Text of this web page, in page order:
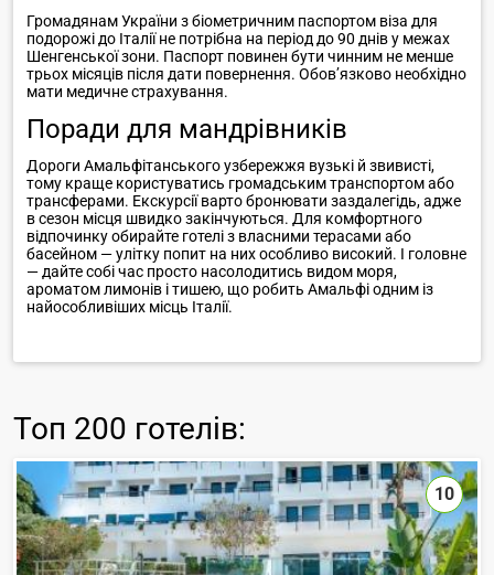
Громадянам України з біометричним паспортом віза для
подорожі до Італії не потрібна на період до 90 днів у межах
Шенгенської зони. Паспорт повинен бути чинним не менше
трьох місяців після дати повернення. Обов’язково необхідно
мати медичне страхування.
Поради для мандрівників
Дороги Амальфітанського узбережжя вузькі й звивисті,
тому краще користуватись громадським транспортом або
трансферами. Екскурсії варто бронювати заздалегідь, адже
в сезон місця швидко закінчуються. Для комфортного
відпочинку обирайте готелі з власними терасами або
басейном — улітку попит на них особливо високий. І головне
— дайте собі час просто насолодитись видом моря,
ароматом лимонів і тишею, що робить Амальфі одним із
найособливіших місць Італії.
Топ 200 готелів:
10